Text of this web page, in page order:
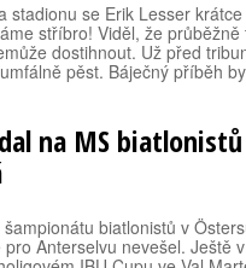
stadionu se Erik Lesser
stříbro! Viděl, že
dostihnout. Už před
pěst. Báječný příběh
na MS
biatlonistů v
Anterselvu nevešel. Ještě